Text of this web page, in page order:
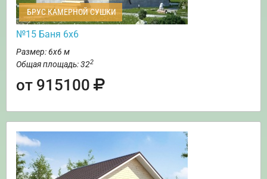
БРУС КАМЕРНОЙ СУШКИ
№15 Баня 6х6
Размер: 6х6 м
Общая площадь: 322
от 915100